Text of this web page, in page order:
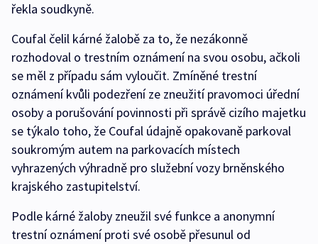
řekla soudkyně.
Coufal čelil kárné žalobě za to, že nezákonně
rozhodoval o trestním oznámení na svou osobu, ačkoli
se měl z případu sám vyloučit. Zmíněné trestní
oznámení kvůli podezření ze zneužití pravomoci úřední
osoby a porušování povinnosti při správě cizího majetku
se týkalo toho, že Coufal údajně opakovaně parkoval
soukromým autem na parkovacích místech
vyhrazených výhradně pro služební vozy brněnského
krajského zastupitelství.
Podle kárné žaloby zneužil své funkce a anonymní
trestní oznámení proti své osobě přesunul od